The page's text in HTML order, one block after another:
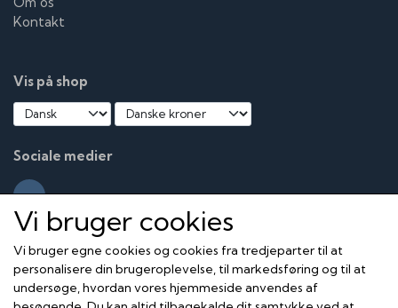
Kontakt
Vis på shop
Sociale medier
Vi bruger cookies
Vi bruger egne cookies og cookies fra tredjeparter til at
personalisere din brugeroplevelse, til markedsføring og til at
undersøge, hvordan vores hjemmeside anvendes af